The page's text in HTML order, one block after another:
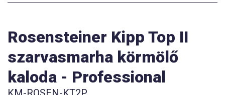
Rosensteiner Kipp Top II
szarvasmarha körmölő
kaloda - Professional